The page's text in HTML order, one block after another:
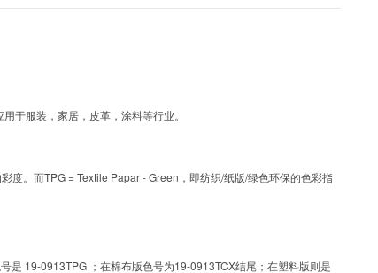
于服装，家居，皮革，涂料等行业。
度。而TPG = Textile Papar - Green，即纺织/纸版/绿色环保的色彩指
是 19-0913TPG ；在棉布版色号为19-0913TCX结尾；在塑料版则是